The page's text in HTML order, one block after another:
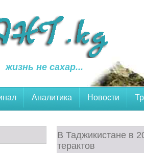
жизнь не сахар...
Аналитика Новости
В Таджикистане в
терактов